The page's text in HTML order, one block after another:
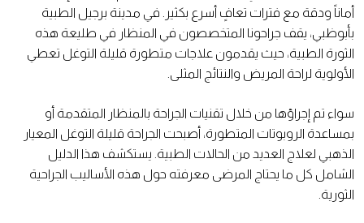
أماناً ودقة مع فترات تعافٍ أسرع بكثير. في مدينة برجيل الطبية
بأبوظبي، يقف جراحونا المتخصصون في المنظار في طليعة هذه
الثورة الطبية، حيث يقدمون علاجات متطورة قليلة التوغل تعطي
الأولوية لراحة المريض والنتائج المثلى.
سواء تم إجراؤها من خلال تقنيات الجراحة بالمنظار المتقدمة أو
بمساعدة الروبوتات المتطورة، أصبحت الجراحة قليلة التوغل المعيار
الذهبي لعلاج العديد من الحالات الطبية. يستكشف هذا الدليل
الشامل كل ما يحتاج المرضى معرفته حول هذه الأساليب الجراحية
الثورية.